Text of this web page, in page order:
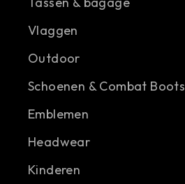
Vlaggen
Outdoor
Schoenen & Combat Boots
Emblemen
Headwear
Kinderen